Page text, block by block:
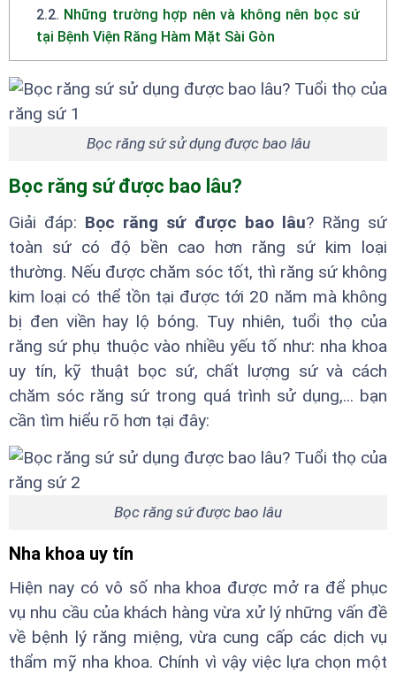
2.2. Những trường hợp nên và không nên bọc sứ
tại Bệnh Viện Răng Hàm Mặt Sài Gòn
Bọc răng sứ sử dụng được bao lâu
Bọc răng sứ được bao lâu?
Giải đáp: Bọc răng sứ được bao lâu? Răng sứ
toàn sứ có độ bền cao hơn răng sứ kim loại
thường. Nếu được chăm sóc tốt, thì răng sứ không
kim loại có thể tồn tại được tới 20 năm mà không
bị đen viền hay lộ bóng. Tuy nhiên, tuổi thọ của
răng sứ phụ thuộc vào nhiều yếu tố như: nha khoa
uy tín, kỹ thuật bọc sứ, chất lượng sứ và cách
chăm sóc răng sứ trong quá trình sử dụng,... bạn
cần tìm hiểu rõ hơn tại đây:
Bọc răng sứ được bao lâu
Nha khoa uy tín
Hiện nay có vô số nha khoa được mở ra để phục
vụ nhu cầu của khách hàng vừa xử lý những vấn đề
về bệnh lý răng miệng, vừa cung cấp các dịch vụ
thẩm mỹ nha khoa. Chính vì vậy việc lựa chọn một